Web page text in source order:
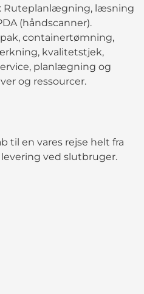
Ruteplanlægning, læsning
(håndscanner).
containertømning,
kvalitetstjek,
planlægning og
og ressourcer.
til en vares rejse helt fra
ved slutbruger.